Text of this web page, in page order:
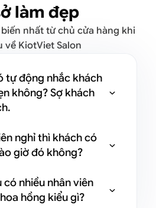
làm đẹp
nhất từ chủ cửa hàng khi
về KiotViet Salon
tự động nhắc khách
không? Sợ khách

sẽ tự động gửi nhắc
OA hoặc SMS trước giờ
hẳn tình trạng khách
công nữa.
nghỉ thì khách có
giờ đó không?

Những ngày hoặc khung
không làm sẽ tự động bị
đặt online. Nếu lễ tân đặt
nhiều nhân viên
hồng kiểu gì?
